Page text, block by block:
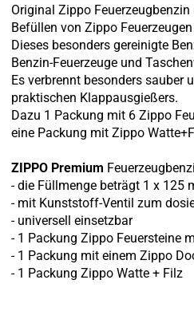
Original Zippo
Befüllen von Zippo
Dieses besonders gereinigte
Benzin-Feuerzeuge und
Es verbrennt besonders sauber
praktischen Klappausgießers.
Dazu 1 Packung mit 6 Zippo
eine Packung mit Zippo
ZIPPO Premium
- die Füllmenge beträgt 1 x 125
- mit Kunststoff-Ventil zum
- universell einsetzbar
- 1 Packung Zippo Feuersteine
- 1 Packung mit einem Zippo
- 1 Packung Zippo Watte + Filz